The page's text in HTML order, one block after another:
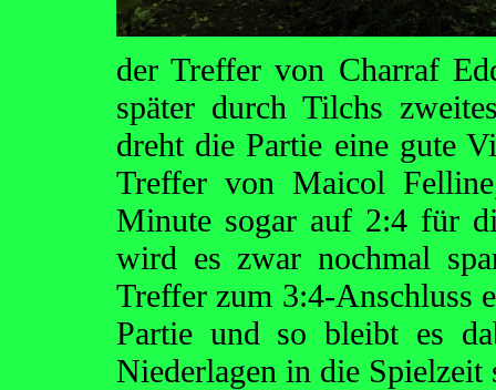
der Treffer von Charraf
später durch Tilchs
dreht die Partie eine gute
Treffer von Maicol
Minute sogar auf 2:4 für
wird es zwar nochmal
Treffer zum 3:4-Anschluss
Partie und so bleibt es
Niederlagen in die Spielzeit